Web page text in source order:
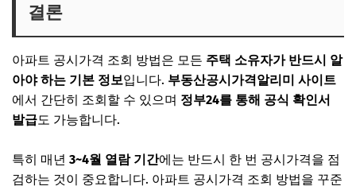
결론
아파트 공시가격 조회 방법은 모든 주택 소유자가 반드시 알
아야 하는 기본 정보입니다. 부동산공시가격알리미 사이트
에서 간단히 조회할 수 있으며 정부24를 통해 공식 확인서
발급도 가능합니다.
특히 매년 3~4월 열람 기간에는 반드시 한 번 공시가격을 점
검하는 것이 중요합니다. 아파트 공시가격 조회 방법을 꾸준